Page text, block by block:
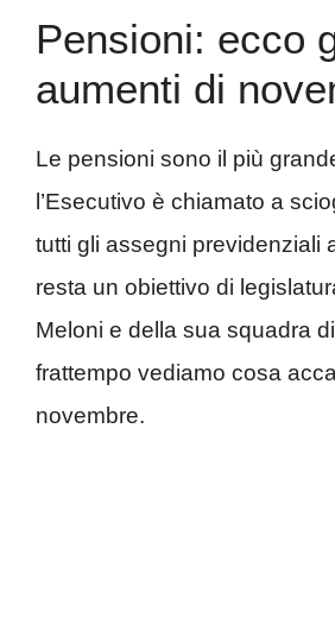
Pensioni: ecco
aumenti di
Le pensioni sono il più
l’Esecutivo è chiamato a
tutti gli assegni previdenziali
resta un obiettivo di
Meloni e della sua squadra
frattempo vediamo cosa
novembre.